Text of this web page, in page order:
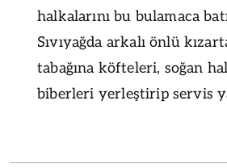
halkalarını bu bulamaca
Sıvıyağda arkalı önlü
tabağına köfteleri, soğan
biberleri yerleştirip servis